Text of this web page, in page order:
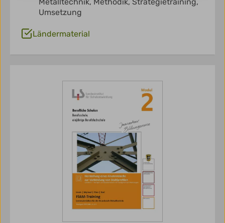
Metalltechnik, Methodik, Strategietraining,
Umsetzung
Ländermaterial